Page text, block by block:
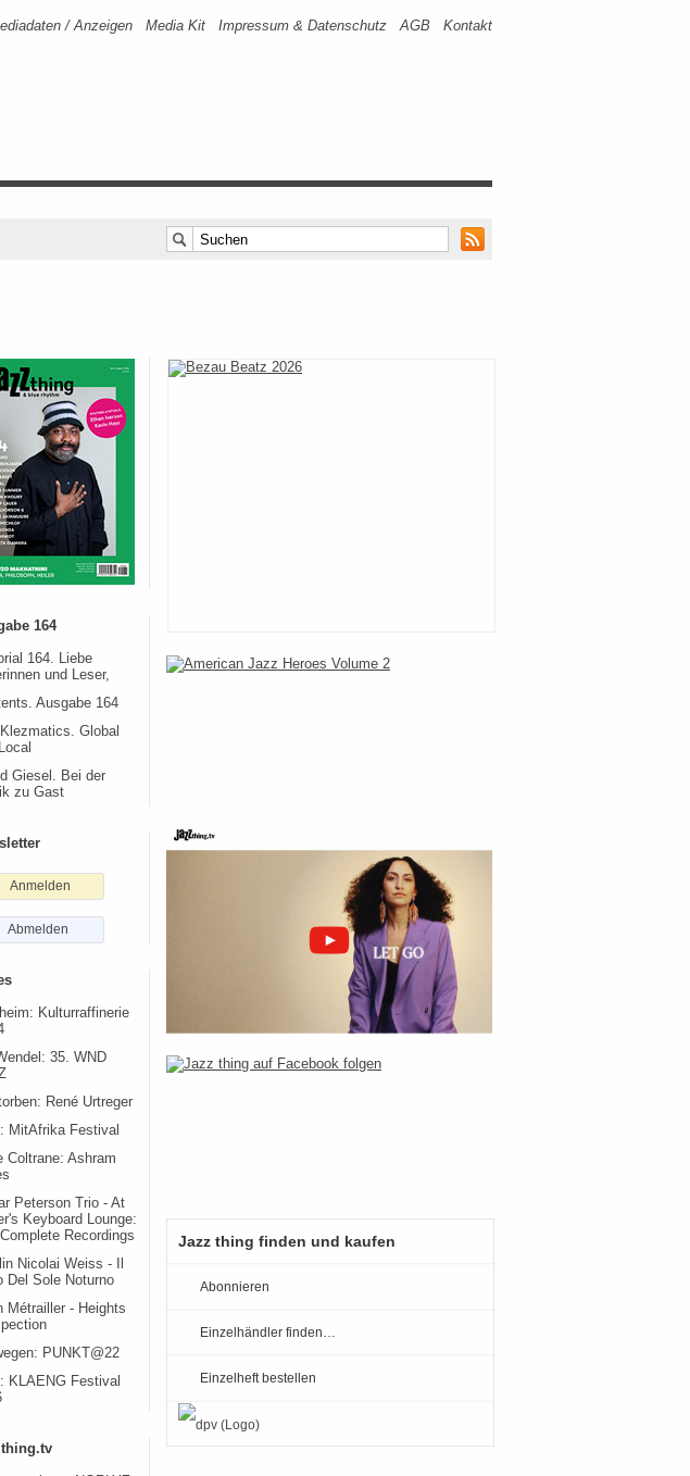
/ Anzeigen Media Kit Impressum & Datenschutz AGB Kontakt
164
164. Liebe
und Leser,
Ausgabe 164
Klezmatics. Global
Giesel. Bei der
zu Gast
Anmelden
Abmelden
Kulturraffinerie
35. WND
René Urtreger
MitAfrika Festival
Coltrane: Ashram
Peterson Trio - At
Keyboard Lounge:
Complete Recordings
Nicolai Weiss - Il
Del Sole Noturno
Métrailler - Heights
PUNKT@22
KLAENG Festival
Jazz thing finden und kaufen
Abonnieren
Einzelhändler finden…
Einzelheft bestellen